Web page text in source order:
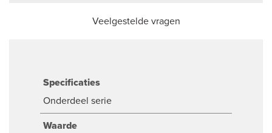
Veelgestelde vragen
Specificaties
Onderdeel serie
Waarde